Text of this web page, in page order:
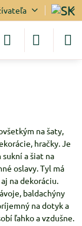
na šaty,
hračky. Je
a šiat na
oslavy. Tyl má
na dekoráciu.
baldachýny
na dotyk a
ľahko a vzdušne.